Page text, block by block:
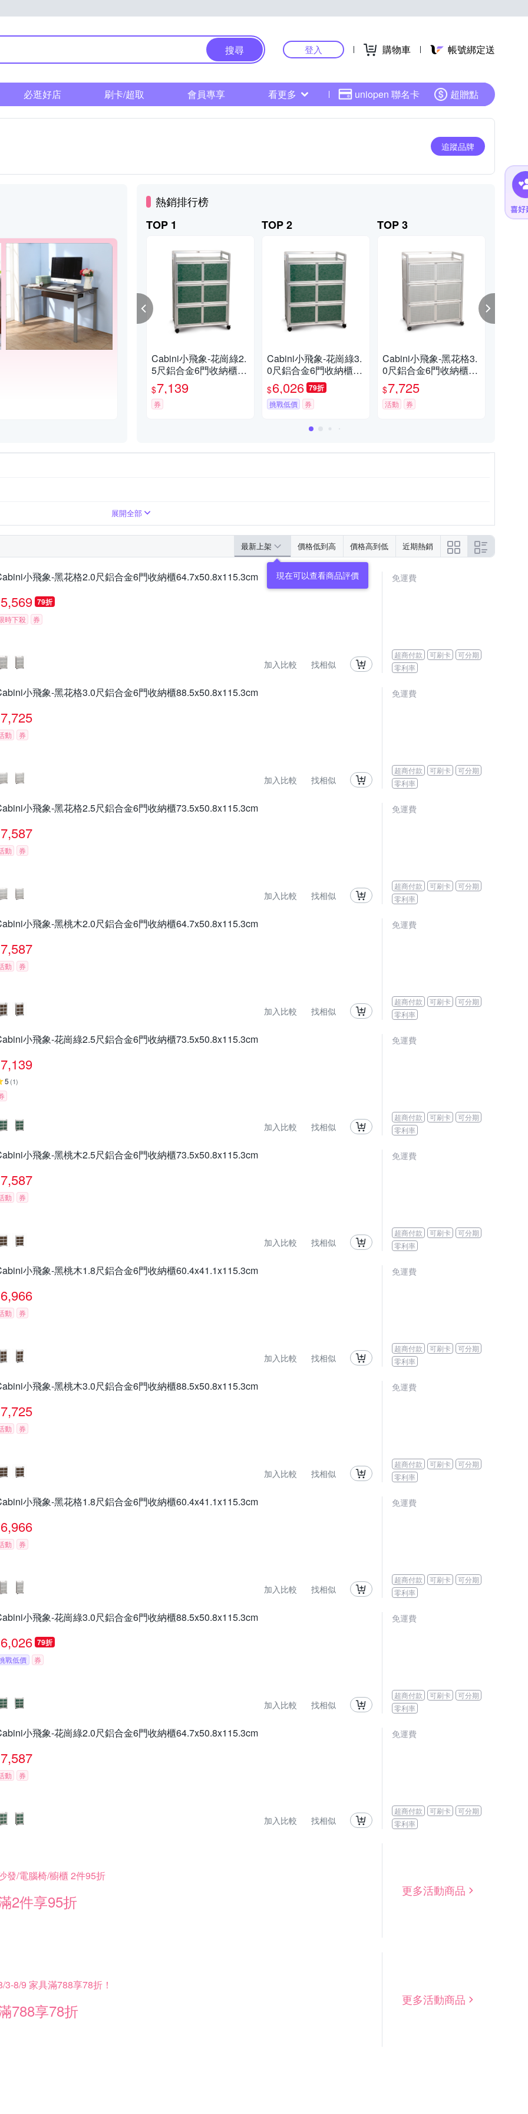
搜尋 登入 購物車 帳號綁定送
必逛好店 刷卡/超取 會員專享 看更多 uniopen 聯名卡 超贈點
追蹤品牌
熱銷排行榜
TOP 1
Cabini小飛象-花崗綠2.
5尺鋁合金6門收納櫃7
3.5x50.8x115.3cm
$7,139
券
TOP 2
Cabini小飛象-花崗綠3.
0尺鋁合金6門收納櫃8
8.5x50.8x115.3cm
$6,026 79折
挑戰低價 券
TOP 3
Cabini小飛象-黑花格3.
0尺鋁合金6門收納櫃8
8.5x50.8x115.3cm
$7,725
活動 券
展開全部
最新上架 價格低到高 價格高到低 近期熱銷
現在可以查看商品評價
小飛象-黑花格2.0尺鋁合金6門收納櫃64.7x50.8x115.3cm
5,569 79折
時下殺 券
加入比較 找相似
免運費
超商付款 可刷卡
可分期
零利率
小飛象-黑花格3.0尺鋁合金6門收納櫃88.5x50.8x115.3cm
7,725
動 券
加入比較 找相似
免運費
超商付款 可刷卡
可分期
零利率
小飛象-黑花格2.5尺鋁合金6門收納櫃73.5x50.8x115.3cm
7,587
動 券
加入比較 找相似
免運費
超商付款 可刷卡
可分期
零利率
小飛象-黑桃木2.0尺鋁合金6門收納櫃64.7x50.8x115.3cm
7,587
動 券
加入比較 找相似
免運費
超商付款 可刷卡
可分期
零利率
小飛象-花崗綠2.5尺鋁合金6門收納櫃73.5x50.8x115.3cm
7,139
5 (1)
加入比較 找相似
免運費
超商付款 可刷卡
可分期
零利率
小飛象-黑桃木2.5尺鋁合金6門收納櫃73.5x50.8x115.3cm
7,587
動 券
加入比較 找相似
免運費
超商付款 可刷卡
可分期
零利率
小飛象-黑桃木1.8尺鋁合金6門收納櫃60.4x41.1x115.3cm
6,966
動 券
加入比較 找相似
免運費
超商付款 可刷卡
可分期
零利率
小飛象-黑桃木3.0尺鋁合金6門收納櫃88.5x50.8x115.3cm
7,725
動 券
加入比較 找相似
免運費
超商付款 可刷卡
可分期
零利率
小飛象-黑花格1.8尺鋁合金6門收納櫃60.4x41.1x115.3cm
6,966
動 券
加入比較 找相似
免運費
超商付款 可刷卡
可分期
零利率
小飛象-花崗綠3.0尺鋁合金6門收納櫃88.5x50.8x115.3cm
6,026 79折
戰低價 券
加入比較 找相似
免運費
超商付款 可刷卡
可分期
零利率
小飛象-花崗綠2.0尺鋁合金6門收納櫃64.7x50.8x115.3cm
7,587
動 券
加入比較 找相似
免運費
超商付款 可刷卡
可分期
零利率
發/電腦椅/櫥櫃 2件95折
2件享95折
更多活動商品
3-8/9 家具滿788享78折！
788享78折
更多活動商品